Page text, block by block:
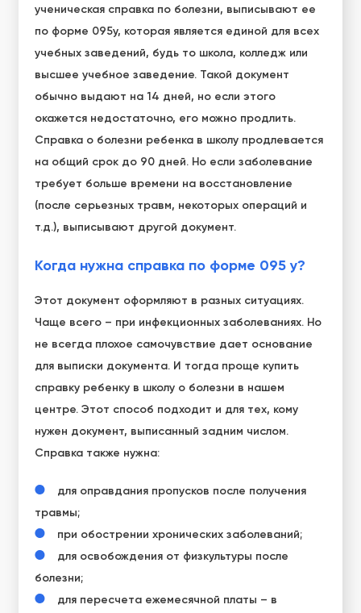
ученическая справка по болезни, выписывают ее
по форме 095у, которая является единой для всех
учебных заведений, будь то школа, колледж или
высшее учебное заведение. Такой документ
обычно выдают на 14 дней, но если этого
окажется недостаточно, его можно продлить.
Справка о болезни ребенка в школу продлевается
на общий срок до 90 дней. Но если заболевание
требует больше времени на восстановление
(после серьезных травм, некоторых операций и
т.д.), выписывают другой документ.
Когда нужна справка по форме 095 у?
Этот документ оформляют в разных ситуациях.
Чаще всего – при инфекционных заболеваниях. Но
не всегда плохое самочувствие дает основание
для выписки документа. И тогда проще купить
справку ребенку в школу о болезни в нашем
центре. Этот способ подходит и для тех, кому
нужен документ, выписанный задним числом.
Справка также нужна:
для оправдания пропусков после получения
травмы;
при обострении хронических заболеваний;
для освобождения от физкультуры после
болезни;
для пересчета ежемесячной платы – в